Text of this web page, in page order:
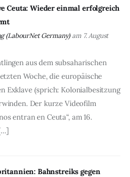
Ceuta: Wieder einmal erfolgreich
(LabourNet Germany)am 7. August
aus dem subsaharischen
Woche, die europäische
Exklave (sprich: Kolonialbesitzung
Der kurze Videofilm
entran en Ceuta“, am 16.
Bahnstreiks gegen